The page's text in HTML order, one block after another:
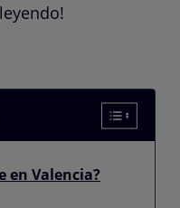
en Valencia?